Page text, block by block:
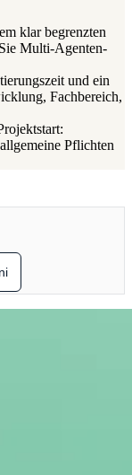
klar begrenzten
Multi-Agenten-
und ein
Fachbereich,
Pflichten